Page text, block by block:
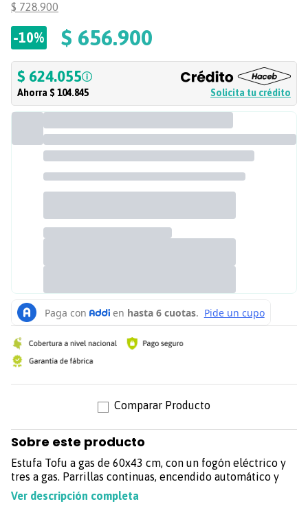
$ 728.900
-10% $ 656.900
$ 624.055
Ahorra $ 104.845 Solicita tu crédito
Sobre este producto
Estufa Tofu a gas de 60x43 cm, con un fogón eléctrico y
tres a gas. Parrillas continuas, encendido automático y
perillas removibles.
Ver descripción completa